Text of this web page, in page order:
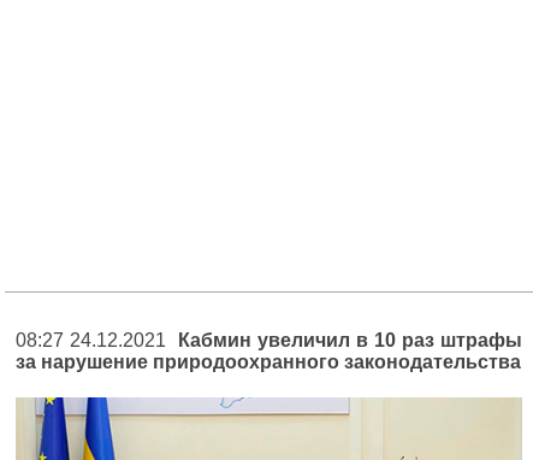
08:27 24.12.2021
Кабмин увеличил в 10 раз штрафы
за нарушение природоохранного законодательства